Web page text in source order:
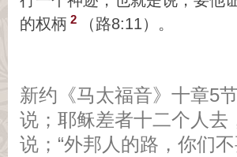
的权柄 2 （路8:11）。
新约《马太福音》十章5
说；耶稣差者十二个人去
说；“外邦人的路，你们